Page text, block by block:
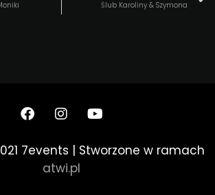
Ślub Karoliny & Szymona
7events | Stworzone w ramach
atwi.pl